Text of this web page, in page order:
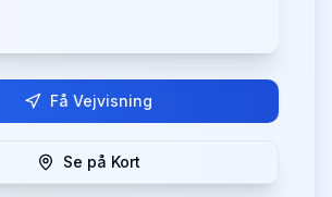
Få Vejvisning
Se på Kort